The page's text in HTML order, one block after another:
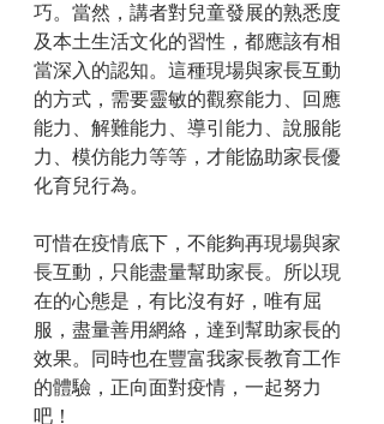
巧。當然，講者對兒童發展的熟悉度
及本土生活文化的習性，都應該有相
當深入的認知。這種現場與家長互動
的方式，需要靈敏的觀察能力、回應
能力、解難能力、導引能力、說服能
力、模仿能力等等，才能協助家長優
化育兒行為。
可惜在疫情底下，不能夠再現場與家
長互動，只能盡量幫助家長。所以現
在的心態是，有比沒有好，唯有屈
服，盡量善用網絡，達到幫助家長的
效果。同時也在豐富我家長教育工作
的體驗，正向面對疫情，一起努力
吧！